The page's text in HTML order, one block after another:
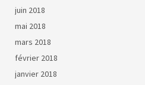
juin 2018
mai 2018
mars 2018
février 2018
janvier 2018